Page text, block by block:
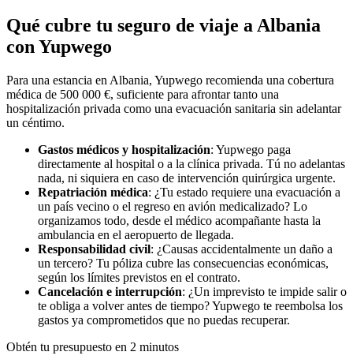
Qué cubre tu seguro de viaje a Albania
con Yupwego
Para una estancia en Albania, Yupwego recomienda una cobertura
médica de 500 000 €, suficiente para afrontar tanto una
hospitalización privada como una evacuación sanitaria sin adelantar
un céntimo.
Gastos médicos y hospitalización: Yupwego paga
directamente al hospital o a la clínica privada. Tú no adelantas
nada, ni siquiera en caso de intervención quirúrgica urgente.
Repatriación médica: ¿Tu estado requiere una evacuación a
un país vecino o el regreso en avión medicalizado? Lo
organizamos todo, desde el médico acompañante hasta la
ambulancia en el aeropuerto de llegada.
Responsabilidad civil: ¿Causas accidentalmente un daño a
un tercero? Tu póliza cubre las consecuencias económicas,
según los límites previstos en el contrato.
Cancelación e interrupción: ¿Un imprevisto te impide salir o
te obliga a volver antes de tiempo? Yupwego te reembolsa los
gastos ya comprometidos que no puedas recuperar.
Obtén tu presupuesto en 2 minutos